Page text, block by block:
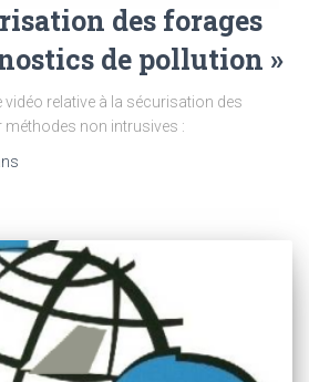
des forages
de pollution »
vidéo relative à la sécurisation des
non intrusives :